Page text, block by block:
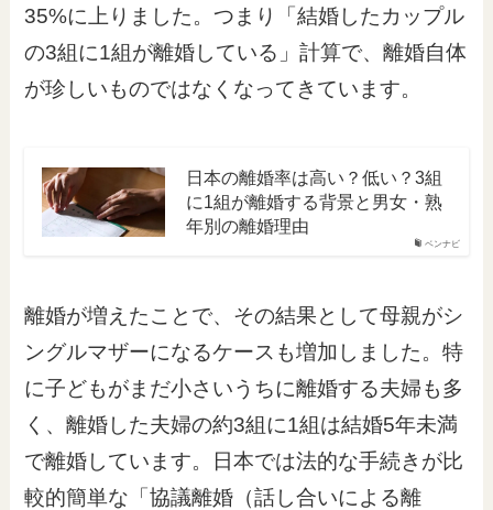
35%に上りました。つまり「結婚したカップル
の3組に1組が離婚している」計算で、離婚自体
が珍しいものではなくなってきています。
ベンナビ
日本の離婚率は高い？低い？3組
に1組が離婚する背景と男女・熟
年別の離婚理由
離婚が増えたことで、その結果として母親がシ
ングルマザーになるケースも増加しました。特
に子どもがまだ小さいうちに離婚する夫婦も多
く、離婚した夫婦の約3組に1組は結婚5年未満
で離婚しています。日本では法的な手続きが比
較的簡単な「協議離婚（話し合いによる離